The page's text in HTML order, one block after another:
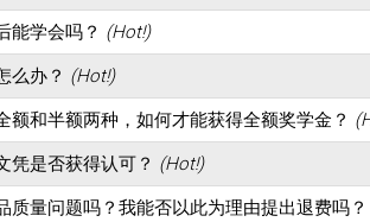
能学会吗？ (Hot!)
么办？ (Hot!)
和半额两种，如何才能获得全额奖学金？
凭是否获得认可？ (Hot!)
量问题吗？我能否以此为理由提出退费吗？